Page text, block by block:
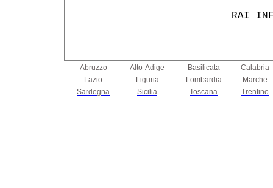
RAI
Abruzzo Alto-Adige Basilicata
Calabria
Lazio
Liguria Lombardia
Marche
Sardegna
Sicilia Toscana Trentino